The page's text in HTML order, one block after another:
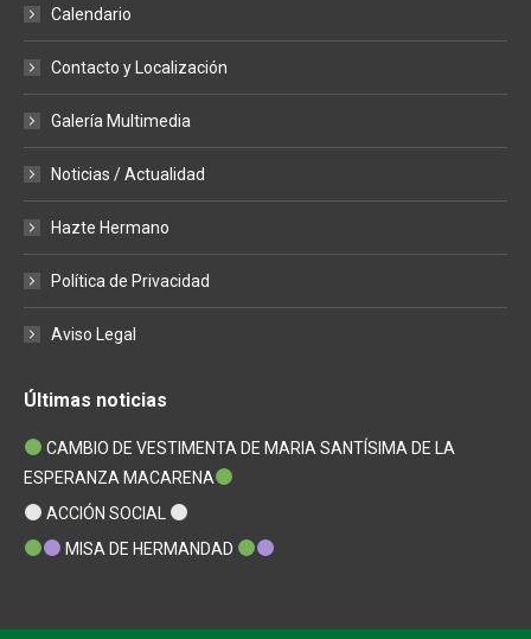
windowwindowwindow
Calendario
Contacto y Localización
Galería Multimedia
Noticias / Actualidad
Hazte Hermano
Política de Privacidad
Aviso Legal
Últimas noticias
CAMBIO DE VESTIMENTA DE MARIA SANTÍSIMA DE LA
ESPERANZA MACARENA
ACCIÓN SOCIAL
MISA DE HERMANDAD